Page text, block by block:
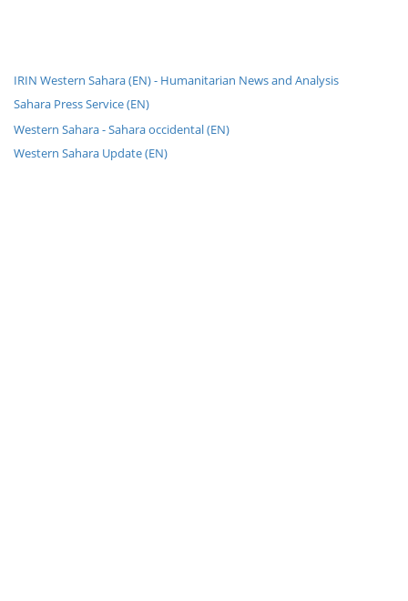
IRIN Western Sahara (EN) - Humanitarian News and Analysis
Sahara Press Service (EN)
Western Sahara - Sahara occidental (EN)
Western Sahara Update (EN)